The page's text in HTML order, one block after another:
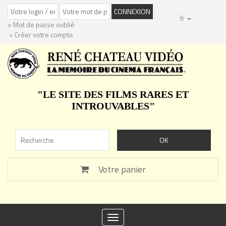
> Mot de passe oublié
> Créer votre compte
fr
"LE SITE DES FILMS RARES ET
INTROUVABLES"
Votre panier
Toggle